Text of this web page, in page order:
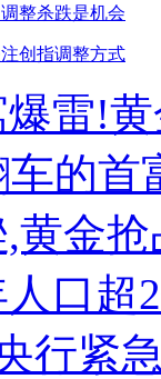
整杀跌是机会
创指调整方式
雷!
车的首
黄金抢
口超
行紧